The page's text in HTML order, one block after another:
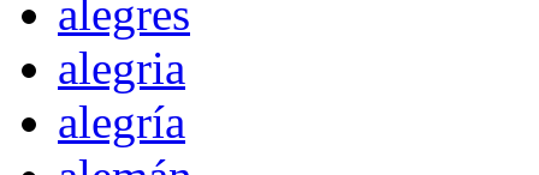
alegres
alegria
alegría